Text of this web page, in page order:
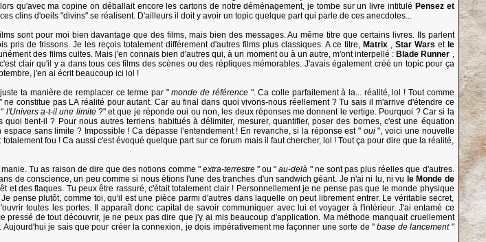
qu'avec ma copine on déballait encore les cartons de notre déménagement, je tombe sur un livre intitulé Pensez et
clins d'oeils "divins" se réalisent. D'ailleurs il doit y avoir un topic quelque part qui parle de ces anecdotes...
sont pour moi bien davantage que des films, mais bien des messages. Au même titre que certains livres. Ils parlent
pris de frissons. Je les reçois totalement différement d'autres films plus classiques. A ce titre, Matrix , Star Wars et le
des films cultes. Mais j'en connais bien d'autres qui, à un moment ou à un autre, m'ont interpellé : Blade Runner ,
clair qu'il y a dans tous ces films des scènes ou des répliques mémorables. J'avais également créé un topic pour ça
j'en ai écrit beaucoup ici lol !
ta manière de remplacer ce terme par "monde de référence ". Ca colle parfaitement à la... réalité, lol ! Tout comme
" ne constitue pas LA réalité pour autant. Car au final dans quoi vivons-nous réellement ? Tu sais il m'arrive d'étendre ce
l'Univers a-t-il une limite ?" et que je réponde oui ou non, les deux réponses me donnent le vertige. Pourquoi ? Car si la
tient-il ? Pour nous autres terriens habitués à délimiter, mesurer, quantifier, poser des bornes, c'est une équation
sans limite ? Impossible ! Ca dépasse l'entendement ! En revanche, si la réponse est " oui", voici une nouvelle
fou ! Ca aussi c'est évoqué quelque part sur ce forum mais il faut chercher, lol ! Tout ça pour dire que la réalité,
Tu as raison de dire que des notions comme "extra-terrestre " ou " au-delà " ne sont pas plus réelles que d'autres.
de conscience, un peu comme si nous étions l'une des tranches d'un sandwich géant. Je n'ai ni lu, ni vu le Monde de
et des flaques. Tu peux être rassuré, c'était totalement clair ! Personnellement je ne pense pas que le monde physique
pense plutôt, comme toi, qu'il est une pièce parmi d'autres dans laquelle on peut librement entrer. Le véritable secret,
toutes les portes. Il apparaît donc capital de savoir communiquer avec lui et voyager à l'intérieur. J'ai entamé ce
de tout découvrir, je ne peux pas dire que j'y ai mis beaucoup d'application. Ma méthode manquait cruellement
je sais que pour créer la connexion, je dois impérativement me façonner une sorte de "base de lancement "